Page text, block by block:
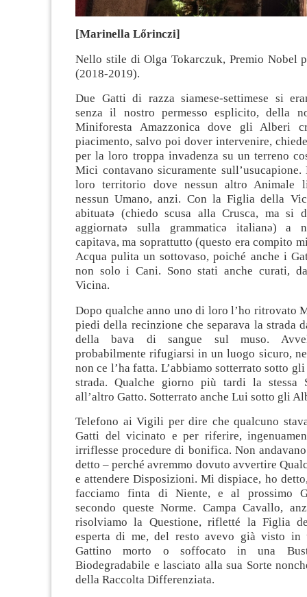
[Marinella Lőrinczi]
Nello stile di Olga Tokarczuk, Premio Nobel
(2018-2019).
Due Gatti di razza siamese-settimese si
senza il nostro permesso esplicito, della
Miniforesta Amazzonica dove gli Alberi
piacimento, salvo poi dover intervenire,
per la loro troppa invadenza su un terreno
Mici contavano sicuramente
loro territorio dove nessun altro Animale
nessun Umano, anzi. Con la Figlia della
abituatə (chiedo scusa alla Crusca, ma si
aggiornatə sulla grammaticə italianə) a
capitava, ma soprattutto (questo era compito
Acqua pulita un sottovaso, poiché anche i
non solo i Cani. Sono stati anche curati,
Vicina.
Dopo qualche anno uno di loro l’ho ritrovato
piedi della recinzione che separava la strada
della bava di sangue sul muso.
probabilmente rifugiarsi in un luogo sicuro,
non ce l’ha fatta. L’abbiamo sotterrato sotto
strada. Qualche giorno più tardi la stessa
all’altro Gatto. Sotterrato anche Lui sotto gli
Telefono ai Vigili per dire che qualcuno
Gatti del vicinato e per riferire,
irriflesse procedure di bonifica. Non
detto – perché avremmo dovuto avvertire
e attendere Disposizioni. Mi dispiace, ho
facciamo finta di Niente, e al prossimo
secondo queste Norme. Campa Cavallo,
risolviamo la Questione, rifletté la Figlia
esperta di me, del resto avevo già visto in
Gattino morto o soffocato in una
Biodegradabile e lasciato alla sua Sorte
della Raccolta Differenziata.